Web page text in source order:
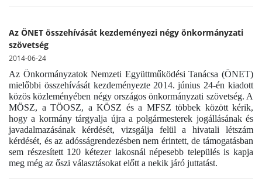
Az ÖNET összehívását kezdeményezi négy önkormányzati
szövetség
2014-06-24
Az Önkormányzatok Nemzeti Együttműködési Tanácsa (ÖNET)
mielőbbi összehívását kezdeményezte 2014. június 24-én kiadott
közös közleményében négy országos önkormányzati szövetség. A
MÖSZ, a TÖOSZ, a KÖSZ és a MFSZ többek között kérik,
hogy a kormány tárgyalja újra a polgármesterek jogállásának és
javadalmazásának kérdését, vizsgálja felül a hivatali létszám
kérdését, és az adósságrendezésben nem érintett, de támogatásban
sem részesített 120 kétezer lakosnál népesebb település is kapja
meg még az őszi választásokat előtt a nekik járó juttatást.